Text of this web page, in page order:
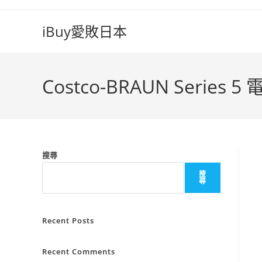
iBuy愛敗日本
Costco-BRAUN Series 5
搜尋
搜
尋
Recent Posts
Recent Comments